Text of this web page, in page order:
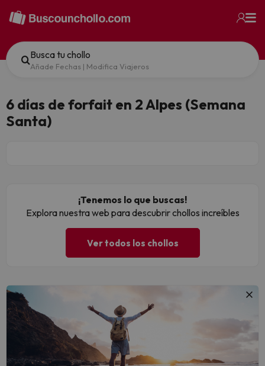
Busca tu chollo
Añade Fechas | Modifica Viajeros
6 días de forfait en 2 Alpes (Semana
Santa)
¡Tenemos lo que buscas!
Explora nuestra web para descubrir chollos increíbles
Ver todos los chollos